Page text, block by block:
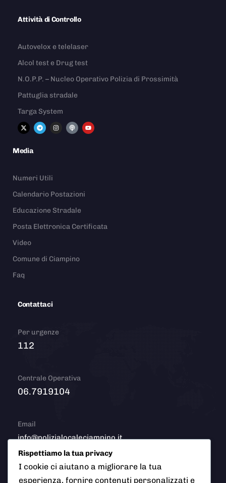
Attività di Controllo
Autovelox e telelaser
Alcol test e Drug test
N.O.P.P. – Nucleo Operativo Polizia di Prossimità
Pattuglia stradale
Targa System
Media
Numeri Utili
Calendario Postazioni
Educazione Stradale
Posta Elettronica Certificata
Video
Comune di Ciampino
Faq
Contattaci
Per urgenze
112
Centrale Operativa
06.7919104
Email
info@polizialocaleciampino.it
Rispettiamo la tua privacy
I cookie ci aiutano a migliorare la tua
esperienza, fornire contenuti personalizzati e